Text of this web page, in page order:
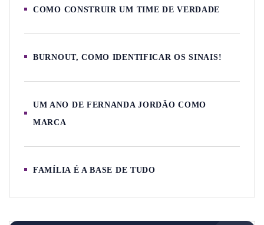
COMO CONSTRUIR UM TIME DE VERDADE
BURNOUT, COMO IDENTIFICAR OS SINAIS!
UM ANO DE FERNANDA JORDÃO COMO
MARCA
FAMÍLIA É A BASE DE TUDO